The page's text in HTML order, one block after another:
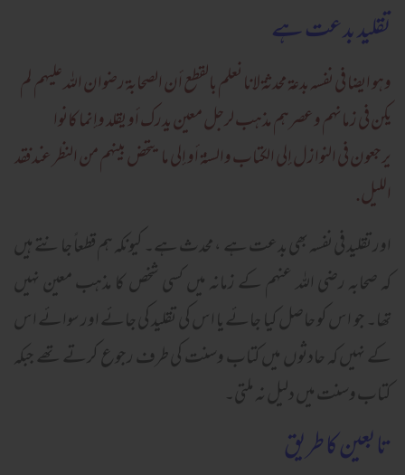
تقلید بدعت ہے
وہو ایضا فی نفسہ بدعۃ محدثۃ لانا نعلم بالقطع أن الصحابۃ رضوان اللہ علیہم لم
یکن فی زمانہم وعصرہم مذہب لرجل معین یدرک أو یقلد وإنما کانوا
یرجعون فی النوازل إلی الکتاب والسنۃ أو إلی ما یتحض بینہم من النظر عند فقد
اللیل.
اور تقلید فی نفسہ بھی بدعت ہے ، محدث ہے۔ کیونکہ ہم قطعاً جانتے ہیں
کہ صحابہ رضی اللہ عنہم کے زمانہ میں کسی شخص کا مذہب معین نہیں
تھا۔ جو اس کو حاصل کیا جائے یا اس کی تقلید کی جائے اور سوائے اس
کے نہیں کہ حادثوں میں کتاب وسنت کی طرف رجوع کرتے تھے جبکہ
کتاب وسنت میں دلیل نہ ملتی۔
تابعین کا طریق